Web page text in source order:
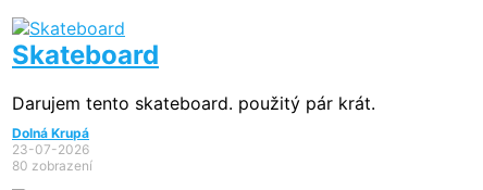
Skateboard
Darujem tento skateboard. použitý pár krát.
Dolná Krupá
23-07-2026
80 zobrazení